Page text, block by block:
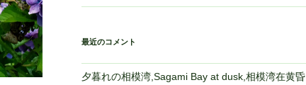
最近のコメント
夕暮れの相模湾,Sagami Bay at dusk,相模湾在黄昏